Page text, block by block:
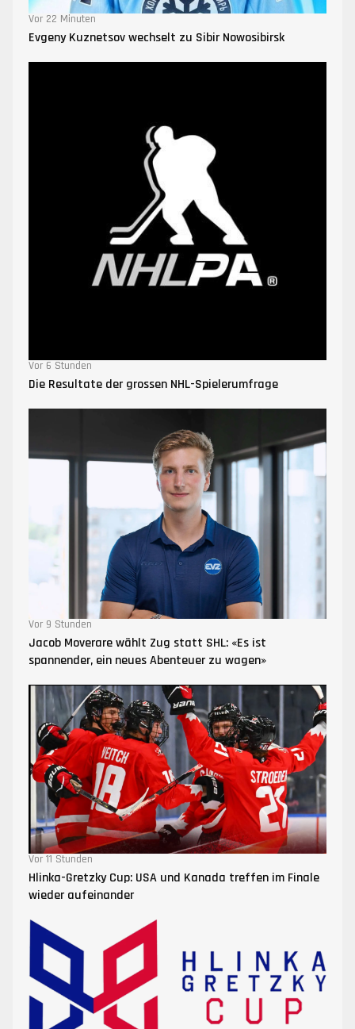
Vor 22 Minuten
Evgeny Kuznetsov wechselt zu Sibir Nowosibirsk
Vor 6 Stunden
Die Resultate der grossen NHL-Spielerumfrage
Vor 9 Stunden
Jacob Moverare wählt Zug statt SHL: «Es ist
spannender, ein neues Abenteuer zu wagen»
Vor 11 Stunden
Hlinka-Gretzky Cup: USA und Kanada treffen im Finale
wieder aufeinander